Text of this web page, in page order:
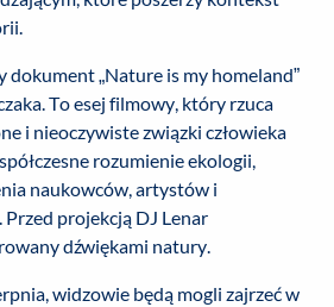
dokument „Nature is my homeland”
To esej filmowy, który rzuca
i nieoczywiste związki człowieka
rozumienie ekologii,
naukowców, artystów i
projekcją DJ Lenar
dźwiękami natury.
widzowie będą mogli zajrzeć w